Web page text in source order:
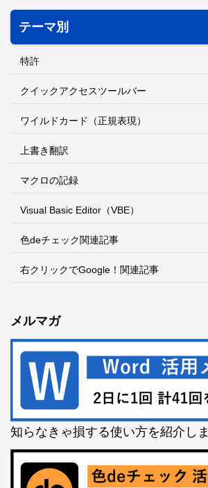
テーマ別
特許
クイックアクセスツールバー
ワイルドカード（正規表現）
上書き翻訳
マクロの記録
Visual Basic Editor（VBE）
色deチェック関連記事
右クリックでGoogle！関連記事
メルマガ
知らなきゃ損する使い方を紹介し